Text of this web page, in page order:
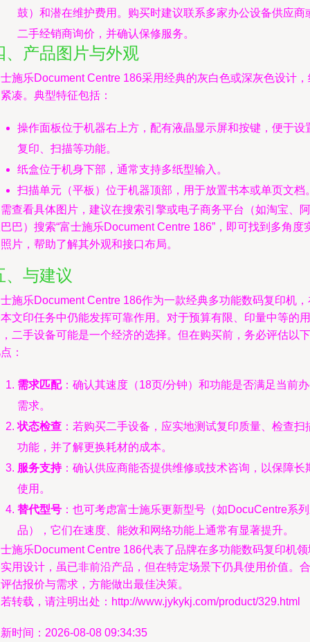
鼓）和潜在维护费用。购买时建议联系多家办公设备供应商
二手经销商询价，并确认保修服务。
、产品图片与外观
施乐Document Centre 186采用经典的灰白色或深灰色设计，
凑。典型特征包括：
操作面板位于机器右上方，配有液晶显示屏和按键，便于设
复印、扫描等功能。
纸盒位于机身下部，通常支持多纸型输入。
扫描单元（平板）位于机器顶部，用于放置书本或单页文档
查看具体图片，建议在搜索引擎或电子商务平台（如淘宝、阿
巴）搜索“富士施乐Document Centre 186”，即可找到多角度
片，帮助了解其外观和接口布局。
、与建议
施乐Document Centre 186作为一款经典多功能数码复印机，
文印任务中仍能发挥可靠作用。对于预算有限、印量中等的用
二手设备可能是一个经济的选择。但在购买前，务必评估以下
：
需求匹配：确认其速度（18页/分钟）和功能是否满足当前
需求。
状态检查 ：若购买二手设备，应实地测试复印质量、检查扫
功能，并了解更换耗材的成本。
服务支持：确认供应商能否提供维修或技术咨询，以保障长
使用。
替代型号 ：也可考虑富士施乐更新型号（如DocuCentre系
品），它们在速度、能效和网络功能上通常有显著提升。
施乐Document Centre 186代表了品牌在多功能数码复印机领
用设计，虽已非前沿产品，但在特定场景下仍具使用价值。合
估报价与需求，方能做出最佳决策。
转载，请注明出处：http://www.jykykj.com/product/329.html
时间：2026-08-08 09:34:35